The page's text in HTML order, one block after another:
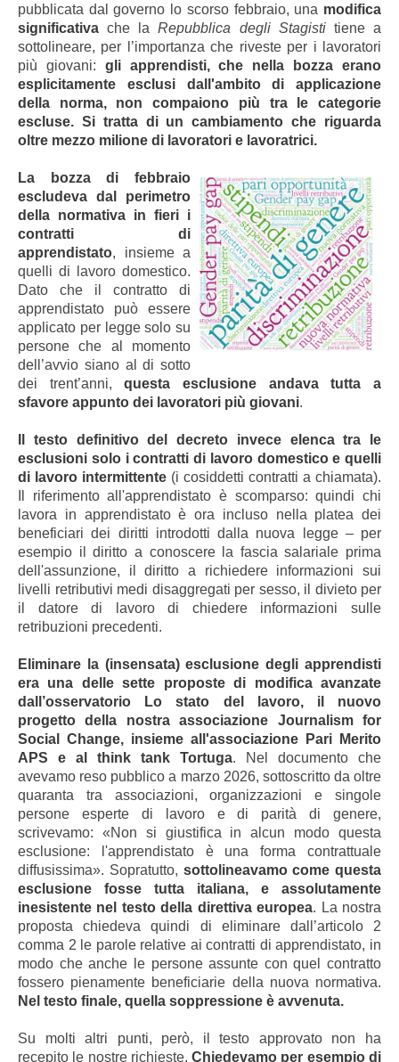
pubblicata dal governo lo scorso febbraio, una modifica
significativa che laRepubblica degli Stagistitiene a
sottolineare, per l’importanza che riveste per i lavoratori
più giovani: gli apprendisti, che nella bozza erano
esplicitamente esclusi dall'ambito di applicazione
della norma, non compaiono più tra le categorie
escluse. Si tratta di un cambiamento che riguarda
oltre mezzo milione di lavoratori e lavoratrici.
La bozza di febbraio
escludeva dal perimetro
della normativa in fieri i
contratti di
apprendistato, insieme a
quelli di lavoro domestico.
Dato che il contratto di
apprendistato può essere
applicato per legge solo su
persone che al momento
dell’avvio siano al di sotto
dei trent’anni,questa esclusione andava tutta a
sfavore appunto dei lavoratori più giovani.
Il testo definitivo del decreto invece elenca tra le
esclusioni solo i contratti di lavoro domestico e quelli
di lavoro intermittente (i cosiddetti contratti a chiamata).
Il riferimento all'apprendistato è scomparso: quindi chi
lavora in apprendistato è ora incluso nella platea dei
beneficiari dei diritti introdotti dalla nuova legge – per
esempio il diritto a conoscere la fascia salariale prima
dell'assunzione, il diritto a richiedere informazioni sui
livelli retributivi medi disaggregati per sesso, il divieto per
il datore di lavoro di chiedere informazioni sulle
retribuzioni precedenti.
Eliminare la (insensata) esclusione degli apprendisti
era una delle sette proposte di modifica avanzate
dall’osservatorio Lo stato del lavoro, il nuovo
progetto della nostra associazione Journalism for
Social Change, insieme all'associazione Pari Merito
APS e al think tank Tortuga. Nel documento che
avevamo reso pubblico a marzo 2026, sottoscritto da oltre
quaranta tra associazioni, organizzazioni e singole
persone esperte di lavoro e di parità di genere,
scrivevamo: «Non si giustifica in alcun modo questa
esclusione: l'apprendistato è una forma contrattuale
diffusissima». Sopratutto, sottolineavamo come questa
esclusione fosse tutta italiana, e assolutamente
inesistente nel testo della direttiva europea. La nostra
proposta chiedeva quindi di eliminare dall’articolo 2
comma 2 le parole relative ai contratti di apprendistato, in
modo che anche le persone assunte con quel contratto
fossero pienamente beneficiarie della nuova normativa.
Nel testo finale, quella soppressione è avvenuta.
Su molti altri punti, però, il testo approvato non ha
recepito le nostre richieste.Chiedevamo per esempio di